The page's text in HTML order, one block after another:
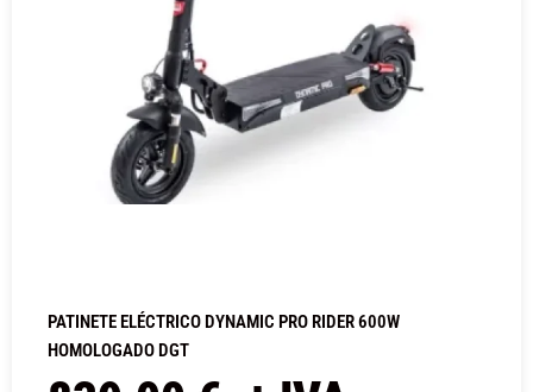
PATINETE ELÉCTRICO DYNAMIC PRO RIDER 600W
HOMOLOGADO DGT